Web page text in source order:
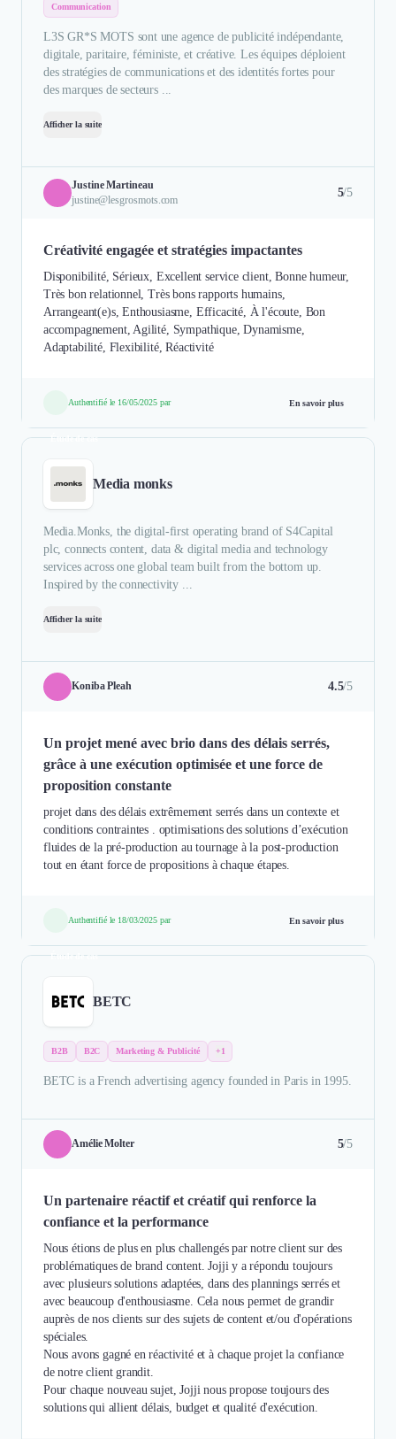
Communication
L3S GR*S MOTS sont une agence de publicité indépendante,
digitale, paritaire, féministe, et créative. Les équipes déploient
des stratégies de communications et des identités fortes pour
des marques de secteurs ...
Afficher la suite
Justine Martineau
justine@lesgrosmots.com
5/5
Créativité engagée et stratégies impactantes
Disponibilité, Sérieux, Excellent service client, Bonne humeur,
Très bon relationnel, Très bons rapports humains,
Arrangeant(e)s, Enthousiasme, Efficacité, À l'écoute, Bon
accompagnement, Agilité, Sympathique, Dynamisme,
Adaptabilité, Flexibilité, Réactivité
Authentifié le 16/05/2025 par En savoir plus
Étude de cas
Media monks
Media.Monks, the digital-first operating brand of S4Capital
plc, connects content, data & digital media and technology
services across one global team built from the bottom up.
Inspired by the connectivity ...
Afficher la suite
Koniba Pleah 4.5/5
Un projet mené avec brio dans des délais serrés,
grâce à une exécution optimisée et une force de
proposition constante
projet dans des délais extrêmement serrés dans un contexte et
conditions contraintes . optimisations des solutions d’exécution
fluides de la pré-production au tournage à la post-production
tout en étant force de propositions à chaque étapes.
Authentifié le 18/03/2025 par En savoir plus
Étude de cas
BETC
B2B B2C Marketing & Publicité +1
BETC is a French advertising agency founded in Paris in 1995.
Amélie Molter 5/5
Un partenaire réactif et créatif qui renforce la
confiance et la performance
Nous étions de plus en plus challengés par notre client sur des
problématiques de brand content. Jojji y a répondu toujours
avec plusieurs solutions adaptées, dans des plannings serrés et
avec beaucoup d'enthousiasme. Cela nous permet de grandir
auprès de nos clients sur des sujets de content et/ou d'opérations
spéciales.
Nous avons gagné en réactivité et à chaque projet la confiance
de notre client grandit.
Pour chaque nouveau sujet, Jojji nous propose toujours des
solutions qui allient délais, budget et qualité d'exécution.